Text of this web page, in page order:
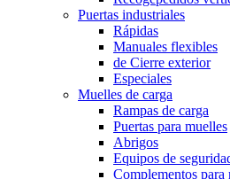
Puertas industriales
Rápidas
Manuales flexibles
de Cierre exterior
Especiales
Muelles de carga
Rampas de carga
Puertas para muelles
Abrigos
Equipos de
Complementos para